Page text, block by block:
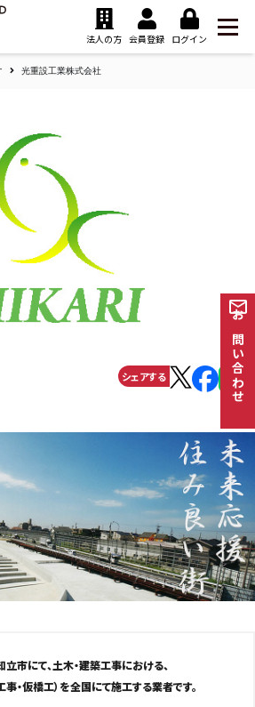
法人の方 会員登録 ログイン
光重設工業株式会社
シェアする
お問い合わせ
市にて、土木・建築工事における、
・仮橋工）を全国にて施工する業者です。